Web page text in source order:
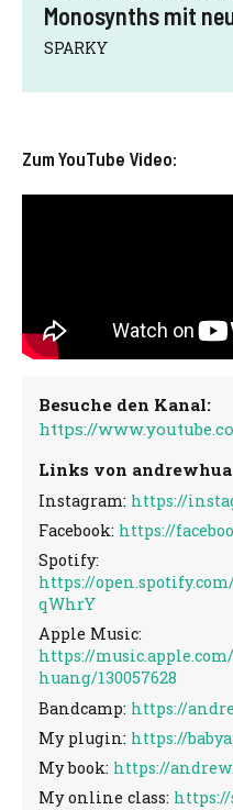
Monosynths mit
SPARKY
Zum YouTube Video:
Besuche den Kanal:
https://
Links von
Instagram: https://
Facebook: https://
Spotify:
https://
qWhrY
Apple Music:
https://
huang/130057628
Bandcamp: https://
My plugin: https://
My book: https://
My online class: